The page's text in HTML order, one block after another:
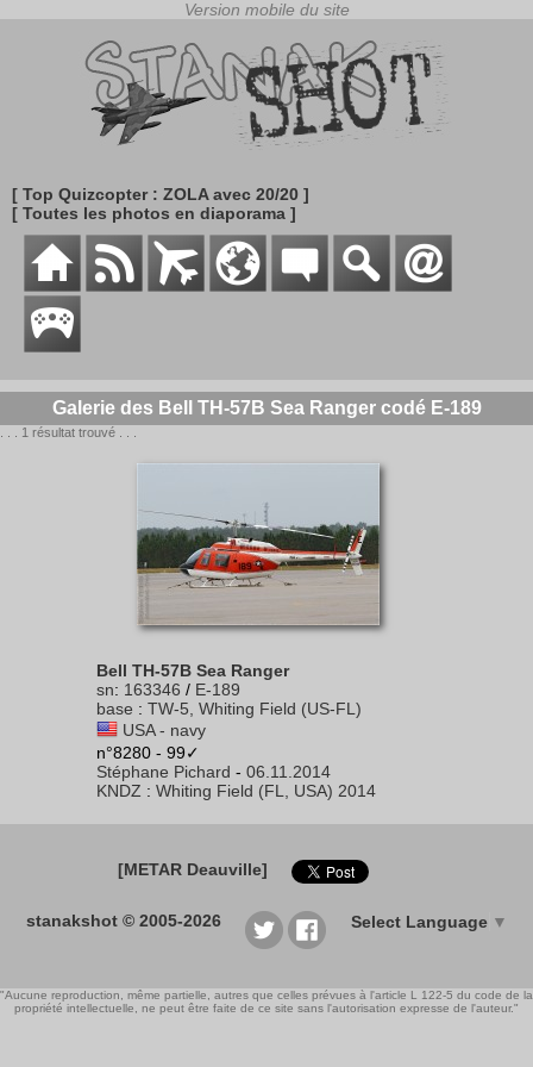
[ Top Quizcopter : ZOLA avec 20/20 ]
[ Toutes les photos en diaporama ]
Galerie des Bell TH-57B Sea Ranger codé E-189
. . . 1 résultat trouvé . . .
Bell TH-57B Sea Ranger
sn: 163346 / E-189
base : TW-5, Whiting Field (US-FL)
USA - navy
n°8280 - 99✓
Stéphane Pichard - 06.11.2014
KNDZ : Whiting Field (FL, USA) 2014
[METAR Deauville]
stanakshot © 2005-2026 Select Language ▼
"Aucune reproduction, même partielle, autres que celles prévues à l'article L 122-5 du code de la
propriété intellectuelle, ne peut être faite de ce site sans l'autorisation expresse de l'auteur."